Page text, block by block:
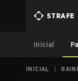
STRAFE
Inicial
INICIAL